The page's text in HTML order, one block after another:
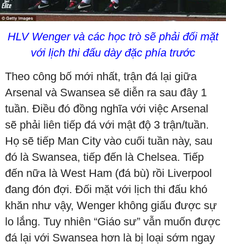
HLV Wenger và các học trò sẽ phải đối mặt
với lịch thi đấu dày đặc phía trước
Theo công bố mới nhất, trận đá lại giữa
Arsenal và Swansea sẽ diễn ra sau đây 1
tuần. Điều đó đồng nghĩa với việc Arsenal
sẽ phải liên tiếp đá với mật độ 3 trận/tuần.
Họ sẽ tiếp Man City vào cuối tuần này, sau
đó là Swansea, tiếp đến là Chelsea. Tiếp
đến nữa là West Ham (đá bù) rồi Liverpool
đang đón đợi. Đối mặt với lịch thi đấu khó
khăn như vậy, Wenger không giấu được sự
lo lắng. Tuy nhiên “Giáo sư” vẫn muốn được
đá lại với Swansea hơn là bị loại sớm ngay